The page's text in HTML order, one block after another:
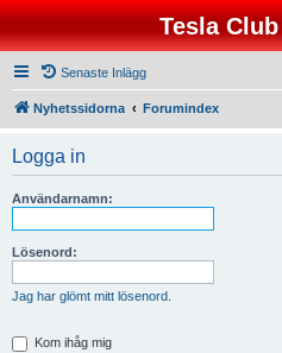
Tesla
Senaste Inlägg
Nyhetssidorna Forumindex
Logga in
Användarnamn:
Lösenord:
Jag har glömt mitt lösenord.
Kom ihåg mig